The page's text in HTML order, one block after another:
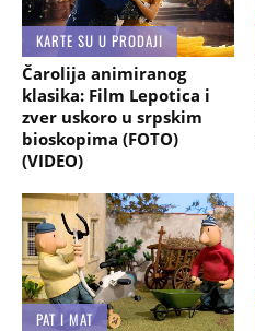
KARTE SU U PRODAJI
Čarolija animiranog
klasika: Film Lepotica i
zver uskoro u srpskim
bioskopima (FOTO)
(VIDEO)
PAT I MAT